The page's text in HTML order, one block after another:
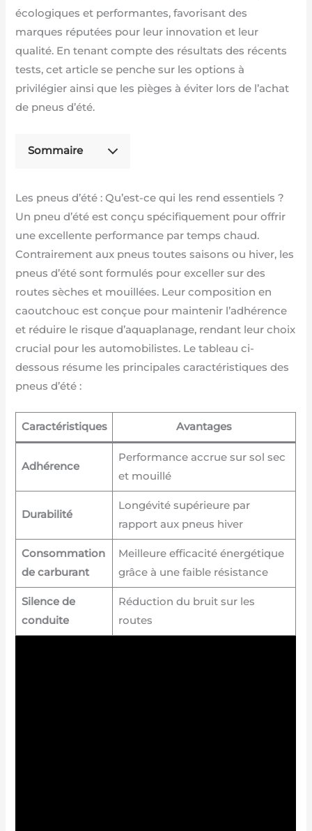
écologiques et performantes, favorisant des
marques réputées pour leur innovation et leur
qualité. En tenant compte des résultats des récents
tests, cet article se penche sur les options à
privilégier ainsi que les pièges à éviter lors de l’achat
de pneus d’été.
Sommaire
Les pneus d’été : Qu’est-ce qui les rend essentiels ?
Un pneu d’été est conçu spécifiquement pour offrir
une excellente performance par temps chaud.
Contrairement aux pneus toutes saisons ou hiver, les
pneus d’été sont formulés pour exceller sur des
routes sèches et mouillées. Leur composition en
caoutchouc est conçue pour maintenir l’adhérence
et réduire le risque d’aquaplanage, rendant leur choix
crucial pour les automobilistes. Le tableau ci-
dessous résume les principales caractéristiques des
pneus d’été :
Caractéristiques Avantages
Adhérence
Performance accrue sur sol sec
et mouillé
Durabilité
Longévité supérieure par
rapport aux pneus hiver
Consommation
de carburant
Meilleure efficacité énergétique
grâce à une faible résistance
Silence de
conduite
Réduction du bruit sur les
routes